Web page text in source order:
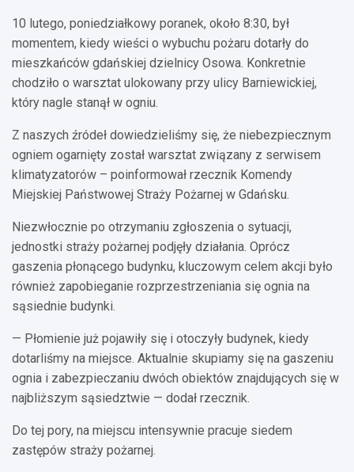
10 lutego, poniedziałkowy poranek, około 8:30, był
momentem, kiedy wieści o wybuchu pożaru dotarły do
mieszkańców gdańskiej dzielnicy Osowa. Konkretnie
chodziło o warsztat ulokowany przy ulicy Barniewickiej,
który nagle stanął w ogniu.
Z naszych źródeł dowiedzieliśmy się, że niebezpiecznym
ogniem ogarnięty został warsztat związany z serwisem
klimatyzatorów – poinformował rzecznik Komendy
Miejskiej Państwowej Straży Pożarnej w Gdańsku.
Niezwłocznie po otrzymaniu zgłoszenia o sytuacji,
jednostki straży pożarnej podjęły działania. Oprócz
gaszenia płonącego budynku, kluczowym celem akcji było
również zapobieganie rozprzestrzeniania się ognia na
sąsiednie budynki.
— Płomienie już pojawiły się i otoczyły budynek, kiedy
dotarliśmy na miejsce. Aktualnie skupiamy się na gaszeniu
ognia i zabezpieczaniu dwóch obiektów znajdujących się w
najbliższym sąsiedztwie — dodał rzecznik.
Do tej pory, na miejscu intensywnie pracuje siedem
zastępów straży pożarnej.